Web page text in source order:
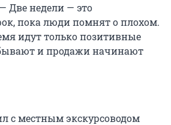
Две недели — это
пока люди помнят о плохом.
идут только позитивные
и продажи начинают
с местным экскурсоводом